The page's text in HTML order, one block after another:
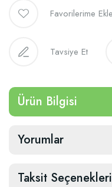
Tavsiye Et
Ürün Bilgisi
Yorumlar
Taksit Seçenekleri